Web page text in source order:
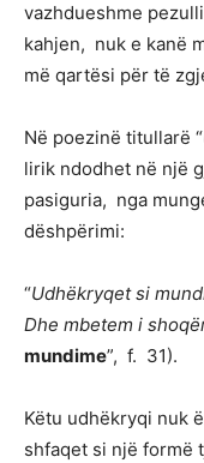
vazhdueshme
kahjen, nuk e kanë
më qartësi për të
Në poezinë titullarë “
lirik ndodhet në një
pasiguria, nga
dëshpërimi:
“Udhëkryqet si
Dhe mbetem i
mundime”, f. 31).
Këtu udhëkryqi nuk
shfaqet si një formë